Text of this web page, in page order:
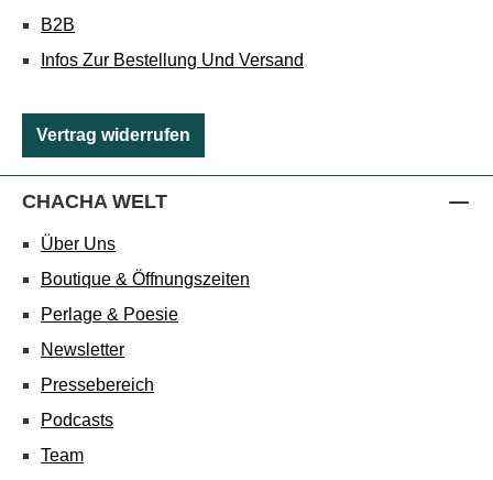
B2B
Infos Zur Bestellung Und Versand
Vertrag widerrufen
CHACHA WELT
Über Uns
Boutique & Öffnungszeiten
Perlage & Poesie
Newsletter
Pressebereich
Podcasts
Team